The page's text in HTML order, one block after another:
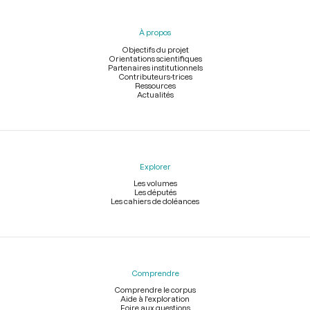
À propos
Objectifs du projet
Orientations scientifiques
Partenaires institutionnels
Contributeurs-trices
Ressources
Actualités
Explorer
Les volumes
Les députés
Les cahiers de doléances
Comprendre
Comprendre le corpus
Aide à l'exploration
Foire aux questions